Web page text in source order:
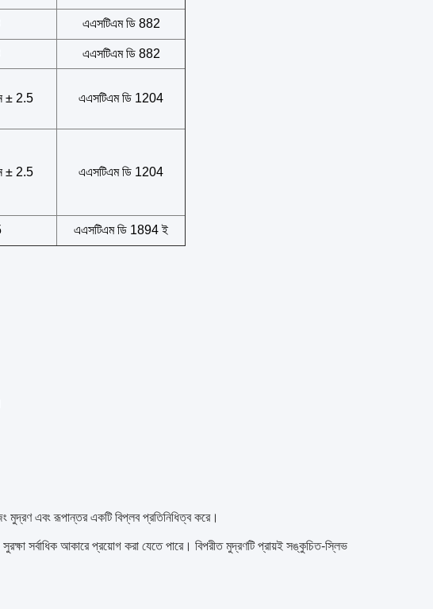
এএসটিএম ডি 882
এএসটিএম ডি 882
± 2.5 এএসটিএম ডি 1204
± 2.5 এএসটিএম ডি 1204
এএসটিএম ডি 1894 ই
মুদ্রণ এবং রূপান্তর একটি বিপ্লব প্রতিনিধিত্ব করে।
সর্বাধিক আকারে প্রয়োগ করা যেতে পারে। বিপরীত মুদ্রণটি প্রায়ই সঙ্কুচিত-স্লিভ